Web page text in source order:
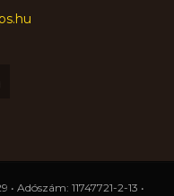
Adószám: 11747721-2-13 •